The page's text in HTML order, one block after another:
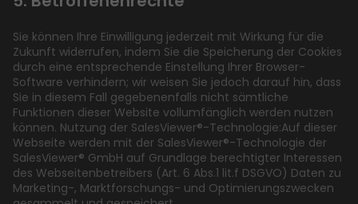
Sie können Ihre Einwilligung jederzeit mit Wirkung für die
Zukunft widerrufen, indem Sie die Speicherung der Cookies
durch eine entsprechende Einstellung Ihrer Browser-
Software verhindern; wir weisen Sie jedoch darauf hin, dass
Sie in diesem Fall gegebenenfalls nicht sämtliche
Funktionen dieser Website vollumfänglich werden nutzen
können. Nutzung der SalesViewer®-Technologie:Auf dieser
Webseite werden mit der SalesViewer®-Technologie der
SalesViewer® GmbH auf Grundlage berechtigter Interessen
des Webseitenbetreibers (Art. 6 Abs.1 lit.f DSGVO) Daten zu
Marketing-, Marktforschungs- und Optimierungszwecken